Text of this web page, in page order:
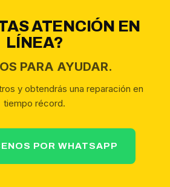
ATENCIÓN EN
LÍNEA?
PARA AYUDAR.
y obtendrás una reparación en
tiempo récord.
POR WHATSAPP